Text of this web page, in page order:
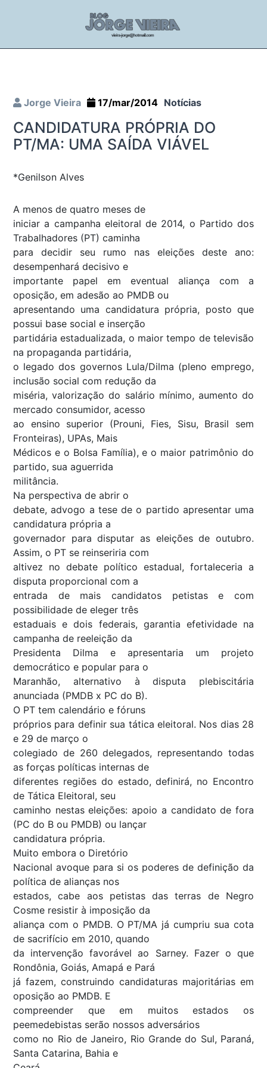
Jorge Vieira 17/mar/2014 Notícias
CANDIDATURA PRÓPRIA DO
PT/MA: UMA SAÍDA VIÁVEL
*Genilson Alves
A menos de quatro meses de
iniciar a campanha eleitoral de 2014, o Partido dos
Trabalhadores (PT) caminha
para decidir seu rumo nas eleições deste ano:
desempenhará decisivo e
importante papel em eventual aliança com a
oposição, em adesão ao PMDB ou
apresentando uma candidatura própria, posto que
possui base social e inserção
partidária estadualizada, o maior tempo de televisão
na propaganda partidária,
o legado dos governos Lula/Dilma (pleno emprego,
inclusão social com redução da
miséria, valorização do salário mínimo, aumento do
mercado consumidor, acesso
ao ensino superior (Prouni, Fies, Sisu, Brasil sem
Fronteiras), UPAs, Mais
Médicos e o Bolsa Família), e o maior patrimônio do
partido, sua aguerrida
militância.
Na perspectiva de abrir o
debate, advogo a tese de o partido apresentar uma
candidatura própria a
governador para disputar as eleições de outubro.
Assim, o PT se reinseriria com
altivez no debate político estadual, fortaleceria a
disputa proporcional com a
entrada de mais candidatos petistas e com
possibilidade de eleger três
estaduais e dois federais, garantia efetividade na
campanha de reeleição da
Presidenta Dilma e apresentaria um projeto
democrático e popular para o
Maranhão, alternativo à disputa plebiscitária
anunciada (PMDB x PC do B).
O PT tem calendário e fóruns
próprios para definir sua tática eleitoral. Nos dias 28
e 29 de março o
colegiado de 260 delegados, representando todas
as forças políticas internas de
diferentes regiões do estado, definirá, no Encontro
de Tática Eleitoral, seu
caminho nestas eleições: apoio a candidato de fora
(PC do B ou PMDB) ou lançar
candidatura própria.
Muito embora o Diretório
Nacional avoque para si os poderes de definição da
política de alianças nos
estados, cabe aos petistas das terras de Negro
Cosme resistir à imposição da
aliança com o PMDB. O PT/MA já cumpriu sua cota
de sacrifício em 2010, quando
da intervenção favorável ao Sarney. Fazer o que
Rondônia, Goiás, Amapá e Pará
já fazem, construindo candidaturas majoritárias em
oposição ao PMDB. E
compreender que em muitos estados os
peemedebistas serão nossos adversários
como no Rio de Janeiro, Rio Grande do Sul, Paraná,
Santa Catarina, Bahia e